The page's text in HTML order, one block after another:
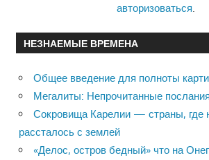
авторизоваться
НЕЗНАЕМЫЕ ВРЕМЕНА
Общее введение для полноты
Мегалиты: Непрочитанные
Сокровища Карелии — страны, где
рассталось с землей
«Делос, остров бедный» что на